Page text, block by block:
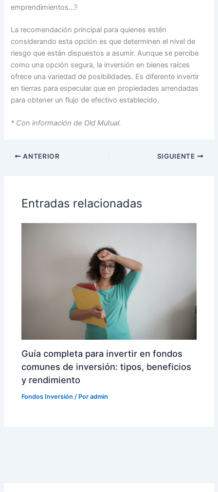
emprendimientos…?
La recomendación principal para quienes estén
considerando esta opción es que determinen el nivel de
riesgo que están dispuestos a asumir. Aunque se percibe
como una opción segura, la inversión en bienes raíces
ofrece una variedad de posibilidades. Es diferente invertir
en tierras para especular que en propiedades arrendadas
para obtener un flujo de efectivo establecido.
* Con información de Old Mutual.
ANTERIOR SIGUIENTE
Entradas relacionadas
Guía completa para invertir en fondos
comunes de inversión: tipos, beneficios
y rendimiento
Fondos Inversión / Poradmin